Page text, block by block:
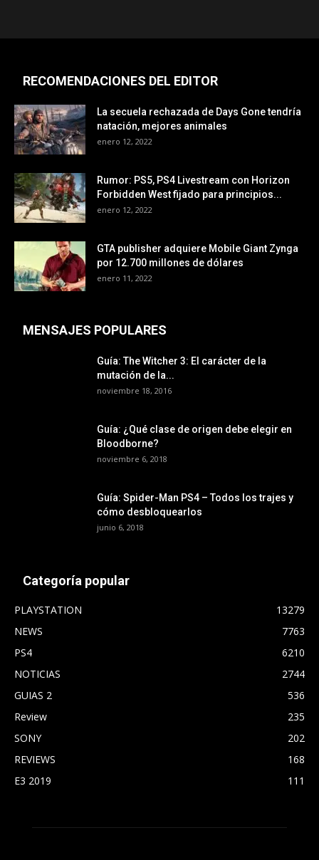
RECOMENDACIONES DEL EDITOR
La secuela rechazada de Days Gone tendría
natación, mejores animales
enero 12, 2022
Rumor: PS5, PS4 Livestream con Horizon
Forbidden West fijado para principios...
enero 12, 2022
GTA publisher adquiere Mobile Giant Zynga
por 12.700 millones de dólares
enero 11, 2022
MENSAJES POPULARES
Guía: The Witcher 3: El carácter de la
mutación de la...
noviembre 18, 2016
Guía: ¿Qué clase de origen debe elegir en
Bloodborne?
noviembre 6, 2018
Guía: Spider-Man PS4 – Todos los trajes y
cómo desbloquearlos
junio 6, 2018
Categoría popular
PLAYSTATION
13279
NEWS
7763
PS4
6210
NOTICIAS
2744
GUIAS 2
536
Review
235
SONY
202
REVIEWS
168
E3 2019
111